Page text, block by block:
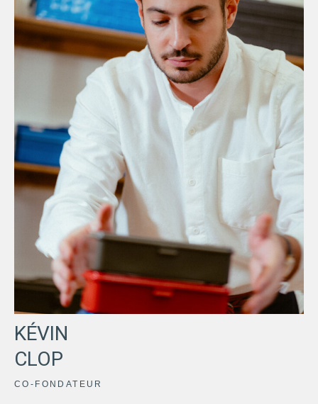
KÉVIN
CLOP
CO-FONDATEUR